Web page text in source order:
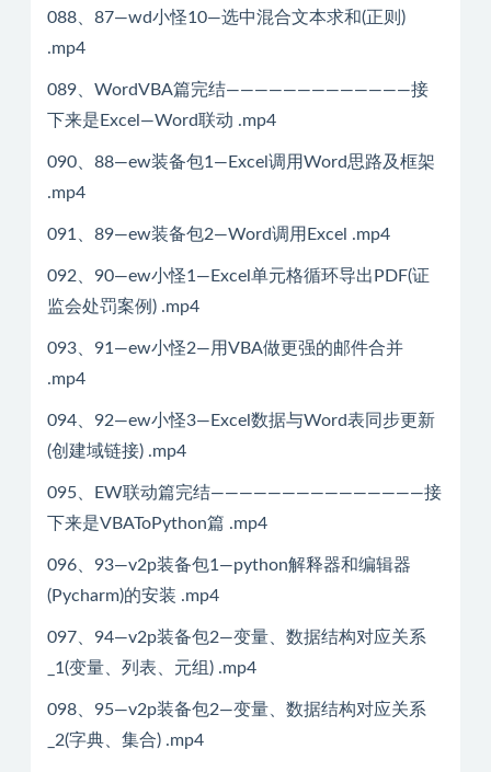
088、87—wd小怪10—选中混合文本求和(正则)
.mp4
089、WordVBA篇完结—————————————接
下来是Excel—Word联动 .mp4
090、88—ew装备包1—Excel调用Word思路及框架
.mp4
091、89—ew装备包2—Word调用Excel .mp4
092、90—ew小怪1—Excel单元格循环导出PDF(证
监会处罚案例) .mp4
093、91—ew小怪2—用VBA做更强的邮件合并
.mp4
094、92—ew小怪3—Excel数据与Word表同步更新
(创建域链接) .mp4
095、EW联动篇完结———————————————接
下来是VBAToPython篇 .mp4
096、93—v2p装备包1—python解释器和编辑器
(Pycharm)的安装 .mp4
097、94—v2p装备包2—变量、数据结构对应关系
_1(变量、列表、元组) .mp4
098、95—v2p装备包2—变量、数据结构对应关系
_2(字典、集合) .mp4